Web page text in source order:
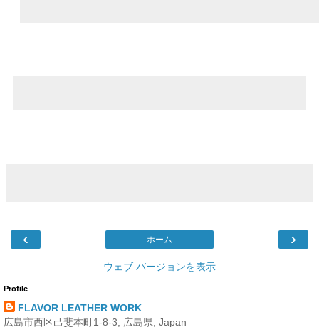
‹ ›
ホーム
ウェブ バージョンを表示
Profile
FLAVOR LEATHER WORK
広島市西区己斐本町1-8-3, 広島県, Japan